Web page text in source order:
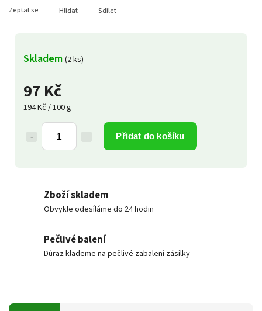
97 Kč
194 Kč / 100 g
Přidat do košíku
Skladem (2 ks)
Zeptat se Hlídat Sdílet
Zboží skladem
Obvykle odesíláme do 24 hodin
Pečlivé balení
Důraz klademe na pečlivé zabalení zásilky